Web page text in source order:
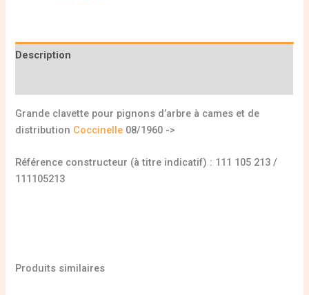
Description
Grande clavette pour pignons d’arbre à cames et de
distribution Coccinelle 08/1960 ->
Référence constructeur (à titre indicatif) : 111 105 213 /
111105213
Produits similaires